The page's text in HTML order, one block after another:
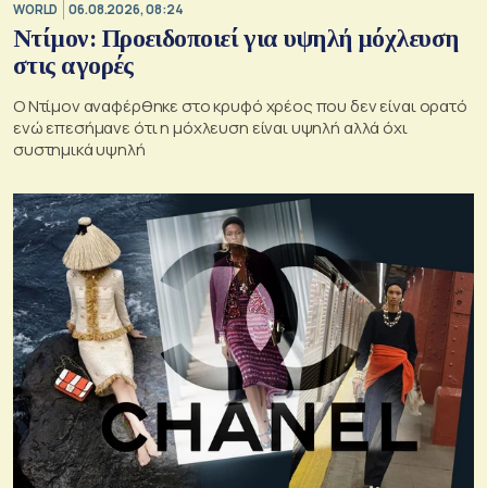
WORLD 06.08.2026, 08:24
Ντίμον: Προειδοποιεί για υψηλή μόχλευση
στις αγορές
Ο Ντίμον αναφέρθηκε στο κρυφό χρέος που δεν είναι ορατό
ενώ επεσήμανε ότι η μόχλευση είναι υψηλή αλλά όχι
συστημικά υψηλή